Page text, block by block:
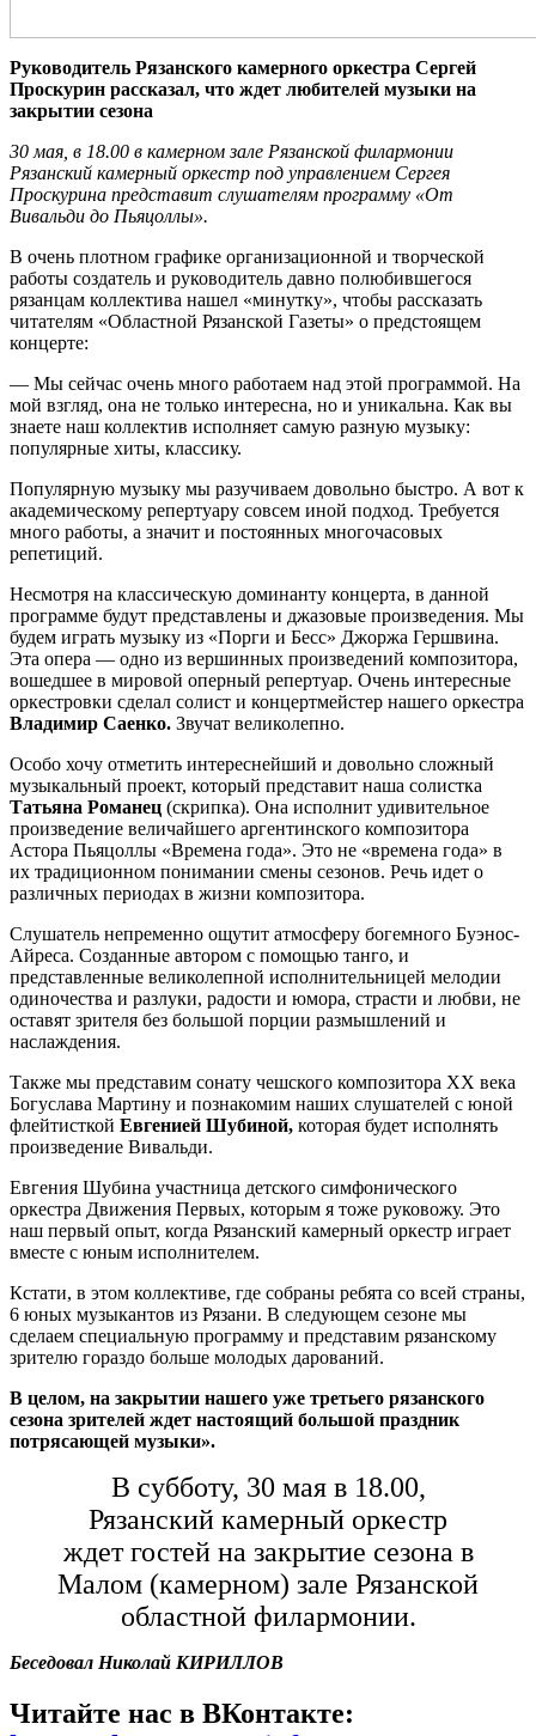
Руководитель Рязанского камерного оркестра Сергей
Проскурин рассказал, что ждет любителей музыки на
закрытии сезона
30 мая, в 18.00 в камерном зале Рязанской филармонии
Рязанский камерный оркестр под управлением Сергея
Проскурина представит слушателям программу «От
Вивальди до Пьяцоллы».
В очень плотном графике организационной и творческой
работы создатель и руководитель давно полюбившегося
рязанцам коллектива нашел «минутку», чтобы рассказать
читателям «Областной Рязанской Газеты» о предстоящем
концерте:
— Мы сейчас очень много работаем над этой программой. На
мой взгляд, она не только интересна, но и уникальна. Как вы
знаете наш коллектив исполняет самую разную музыку:
популярные хиты, классику.
Популярную музыку мы разучиваем довольно быстро. А вот к
академическому репертуару совсем иной подход. Требуется
много работы, а значит и постоянных многочасовых
репетиций.
Несмотря на классическую доминанту концерта, в данной
программе будут представлены и джазовые произведения. Мы
будем играть музыку из «Порги и Бесс» Джоржа Гершвина.
Эта опера — одно из вершинных произведений композитора,
вошедшее в мировой оперный репертуар. Очень интересные
оркестровки сделал солист и концертмейстер нашего оркестра
Владимир Саенко. Звучат великолепно.
Особо хочу отметить интереснейший и довольно сложный
музыкальный проект, который представит наша солистка
Татьяна Романец (скрипка). Она исполнит удивительное
произведение величайшего аргентинского композитора
Астора Пьяцоллы «Времена года». Это не «времена года» в
их традиционном понимании смены сезонов. Речь идет о
различных периодах в жизни композитора.
Слушатель непременно ощутит атмосферу богемного Буэнос-
Айреса. Созданные автором с помощью танго, и
представленные великолепной исполнительницей мелодии
одиночества и разлуки, радости и юмора, страсти и любви, не
оставят зрителя без большой порции размышлений и
наслаждения.
Также мы представим сонату чешского композитора ХХ века
Богуслава Мартину и познакомим наших слушателей с юной
флейтисткой Евгенией Шубиной, которая будет исполнять
произведение Вивальди.
Евгения Шубина участница детского симфонического
оркестра Движения Первых, которым я тоже руковожу. Это
наш первый опыт, когда Рязанский камерный оркестр играет
вместе с юным исполнителем.
Кстати, в этом коллективе, где собраны ребята со всей страны,
6 юных музыкантов из Рязани. В следующем сезоне мы
сделаем специальную программу и представим рязанскому
зрителю гораздо больше молодых дарований.
В целом, на закрытии нашего уже третьего рязанского
сезона зрителей ждет настоящий большой праздник
потрясающей музыки».
В субботу, 30 мая в 18.00,
Рязанский камерный оркестр
ждет гостей на закрытие сезона в
Малом (камерном) зале Рязанской
областной филармонии.
Беседовал Николай КИРИЛЛОВ
Читайте нас в ВКонтакте: